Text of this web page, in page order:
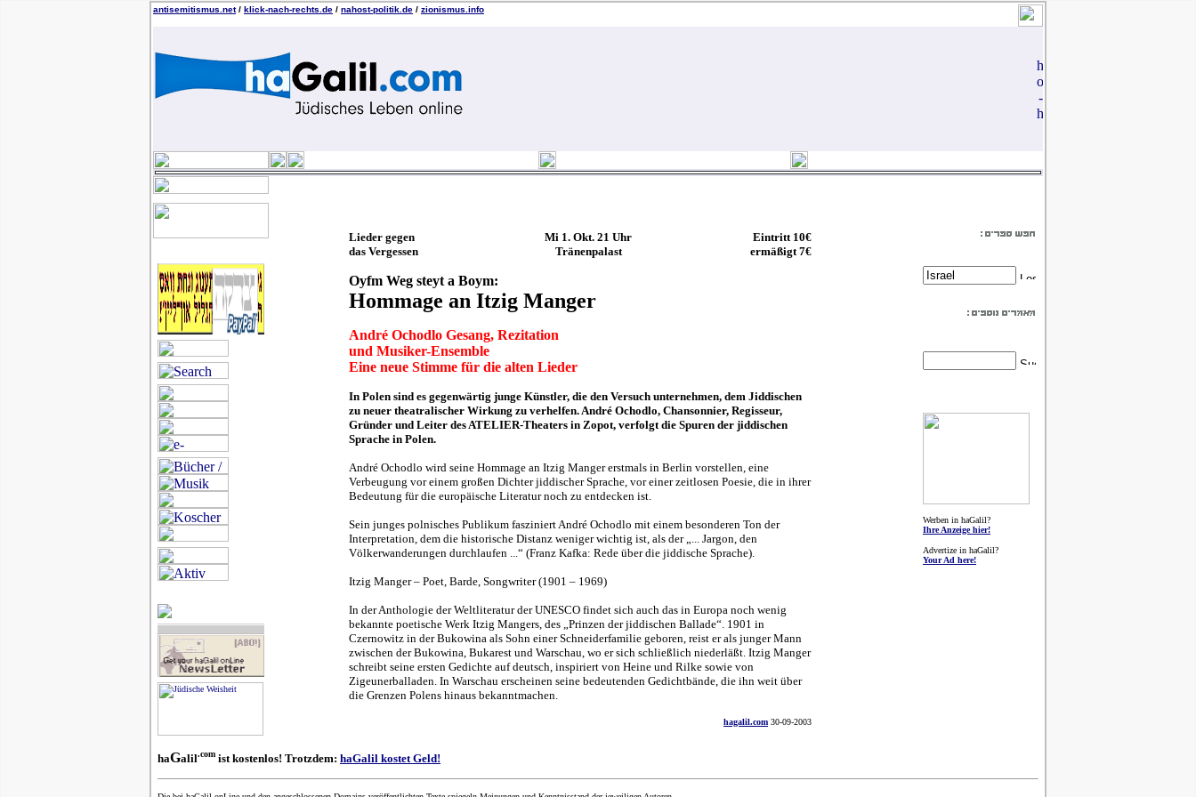
antisemitismus.net/ klick-nach-rechts.de / nahost-politik.de / zionismus.info
Lieder gegen
das Vergessen
Mi 1. Okt. 21 Uhr
Tränenpalast
Eintritt 10€
ermäßigt 7€
Oyfm Weg steyt a Boym:
Hommage an Itzig Manger
André Ochodlo Gesang, Rezitation
und Musiker-Ensemble
Eine neue Stimme für die alten Lieder
In Polen sind es gegenwärtig junge Künstler, die den Versuch unternehmen, dem Jiddischen
zu neuer theatralischer Wirkung zu verhelfen. André Ochodlo, Chansonnier, Regisseur,
Gründer und Leiter des ATELIER-Theaters in Zopot, verfolgt die Spuren der jiddischen
Sprache in Polen.
André Ochodlo wird seine Hommage an Itzig Manger erstmals in Berlin vorstellen, eine
Verbeugung vor einem großen Dichter jiddischer Sprache, vor einer zeitlosen Poesie, die in ihrer
Bedeutung für die europäische Literatur noch zu entdecken ist.
Sein junges polnisches Publikum fasziniert André Ochodlo mit einem besonderen Ton der
Interpretation, dem die historische Distanz weniger wichtig ist, als der „... Jargon, den
Völkerwanderungen durchlaufen ...“ (Franz Kafka: Rede über die jiddische Sprache).
Itzig Manger – Poet, Barde, Songwriter (1901 – 1969)
In der Anthologie der Weltliteratur der UNESCO findet sich auch das in Europa noch wenig
bekannte poetische Werk Itzig Mangers, des „Prinzen der jiddischen Ballade“. 1901 in
Czernowitz in der Bukowina als Sohn einer Schneiderfamilie geboren, reist er als junger Mann
zwischen der Bukowina, Bukarest und Warschau, wo er sich schließlich niederläßt. Itzig Manger
schreibt seine ersten Gedichte auf deutsch, inspiriert von Heine und Rilke sowie von
Zigeunerballaden. In Warschau erscheinen seine bedeutenden Gedichtbände, die ihn weit über
die Grenzen Polens hinaus bekanntmachen.
hagalil.com 30-09-2003
Werben in haGalil?
Ihre Anzeige hier!
Advertize in haGalil?
Your Ad here!
haGalil.com ist kostenlos! Trotzdem: haGalil kostet Geld!